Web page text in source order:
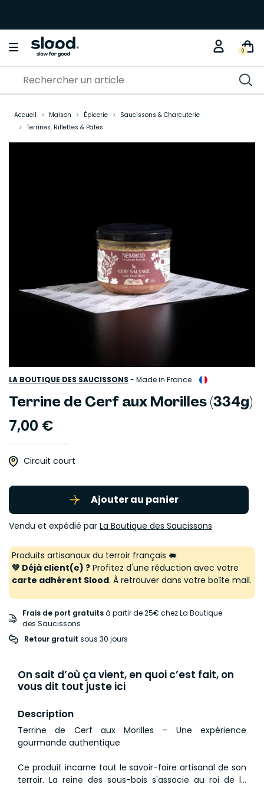
0
Accueil Maison Épicerie
Saucissons & Charcuterie
Terrines, Rillettes & Patés
LA BOUTIQUE DES SAUCISSONS - Made in France
Terrine de Cerf aux Morilles (334g)
7,00 €
Circuit court
Ajouter au panier
Vendu et expédié par La Boutique des Saucissons
Produits artisanaux du terroir français 🐖
💚 Déjà client(e) ? Profitez d'une réduction avec votre
carte adhérent Slood. À retrouver dans votre boîte mail.
Frais de port gratuitsà partir de 25€ chez La Boutique
des Saucissons
Retour gratuit sous 30 jours
On sait d’où ça vient, en quoi c’est fait, on
vous dit tout juste ici
Description
Terrine de Cerf aux Morilles – Une expérience
gourmande authentique
Ce produit incarne tout le savoir-faire artisanal de son
terroir. La reine des sous-bois s'associe au roi de la